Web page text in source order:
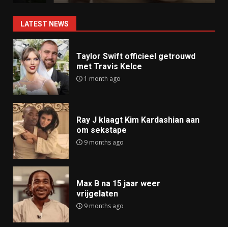
LATEST NEWS
Taylor Swift officieel getrouwd
met Travis Kelce
1 month ago
Ray J klaagt Kim Kardashian aan
om sekstape
9 months ago
Max B na 15 jaar weer
vrijgelaten
9 months ago